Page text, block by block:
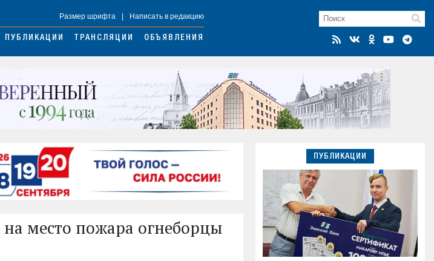
Размер шрифта Написать в редакцию
ПУБЛИКАЦИИ ТРАНСЛЯЦИИ ОБЪЯВЛЕНИЯ
место пожара огнеборцы
ПУБЛИКАЦИИ